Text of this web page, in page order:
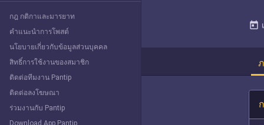
today
Explore
กฎ กติกาและมารยาท
คำแนะนำการโพสต์
นโยบายเกี่ยวกับข้อมูลส่วนบุคคล
สิทธิ์การใช้งานของสมาชิก
ติดต่อทีมงาน Pantip
ติดต่อลงโฆษณา
ร่วมงานกับ Pantip
Download App Pantip